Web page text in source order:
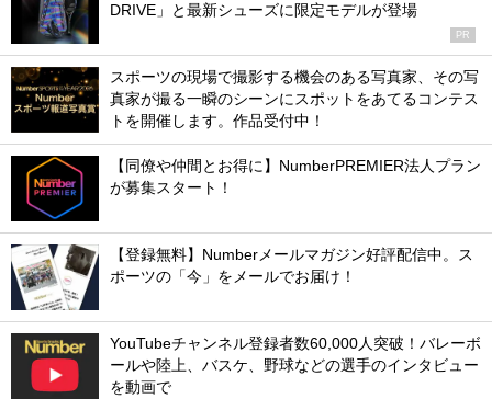
DRIVE」と最新シューズに限定モデルが登場
PR
スポーツの現場で撮影する機会のある写真家、その写
真家が撮る一瞬のシーンにスポットをあてるコンテス
トを開催します。作品受付中！
【同僚や仲間とお得に】NumberPREMIER法人プラン
が募集スタート！
【登録無料】Numberメールマガジン好評配信中。ス
ポーツの「今」をメールでお届け！
YouTubeチャンネル登録者数60,000人突破！バレーボ
ールや陸上、バスケ、野球などの選手のインタビュー
を動画で